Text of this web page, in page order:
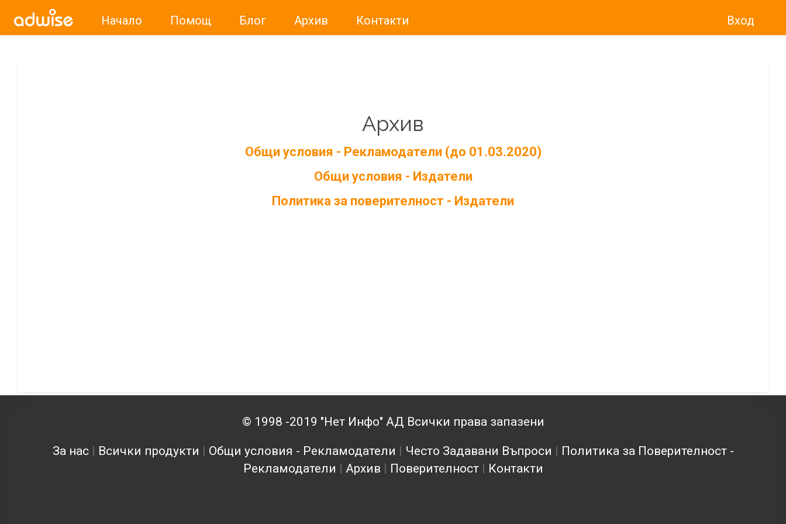
Начало Помощ Блог Архив Контакти Вход
Архив
Общи условия - Рекламодатели (до 01.03.2020)
Общи условия - Издатели
Политика за поверителност - Издатели
© 1998 -2019 "Нет Инфо" АД Всички права запазени
За нас| Всички продукти | Общи условия - Рекламодатели | Често Задавани Въпроси | Политика за Поверителност -
Рекламодатели | Архив | Поверителност| Контакти